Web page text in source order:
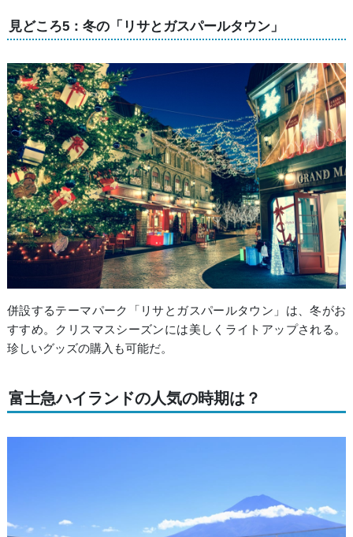
見どころ5：冬の「リサとガスパールタウン」
併設するテーマパーク「リサとガスパールタウン」は、冬がお
すすめ。クリスマスシーズンには美しくライトアップされる。
珍しいグッズの購入も可能だ。
富士急ハイランドの人気の時期は？